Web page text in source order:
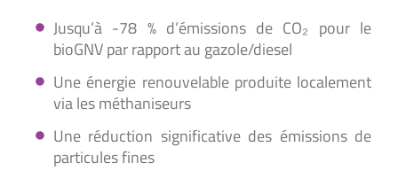
Jusqu’à -78 % d’émissions de CO₂ pour le
bioGNV par rapport au gazole/diesel
Une énergie renouvelable produite localement
via les méthaniseurs
Une réduction significative des émissions de
particules fines